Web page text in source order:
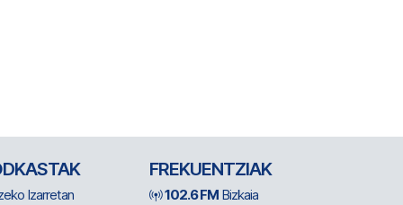
Izarretan
FREKUENTZIAK
102.6 FM Bizkaia